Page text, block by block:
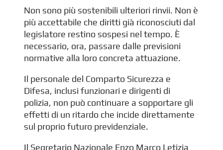
Non sono più sostenibili ulteriori rinvii. Non è
più accettabile che diritti già riconosciuti dal
legislatore restino sospesi nel tempo. È
necessario, ora, passare dalle previsioni
normative alla loro concreta attuazione.
Il personale del Comparto Sicurezza e
Difesa, inclusi funzionari e dirigenti di
polizia, non può continuare a sopportare gli
effetti di un ritardo che incide direttamente
sul proprio futuro previdenziale.
Il Segretario Nazionale Enzo Marco Letizia